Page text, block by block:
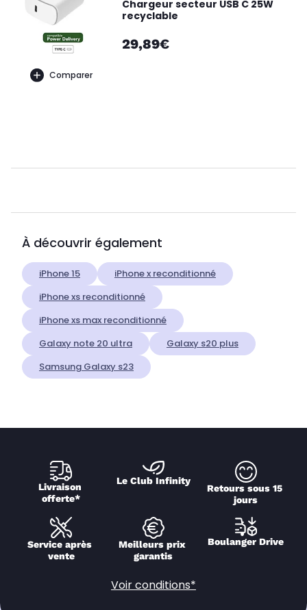
Comparer
Chargeur secteur USB C 25W
recyclable
29,89€
À découvrir également
iPhone 15
iPhone x reconditionné
iPhone xs reconditionné
iPhone xs max reconditionné
Galaxy note 20 ultra
Galaxy s20 plus
Samsung Galaxy s23
Livraison
offerte*
Le Club Infinity
Retours sous 15
jours
Service après
vente
Meilleurs prix
garantis
Boulanger Drive
Voir conditions*